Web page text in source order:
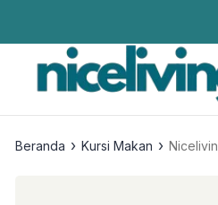
Beranda › Kursi Makan ›